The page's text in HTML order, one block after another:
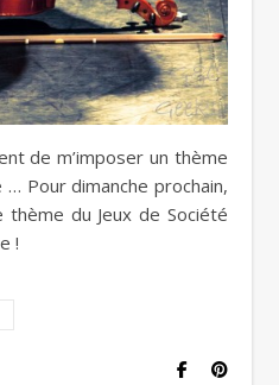
de m’imposer un thème
… Pour dimanche prochain,
du Jeux de Société
!